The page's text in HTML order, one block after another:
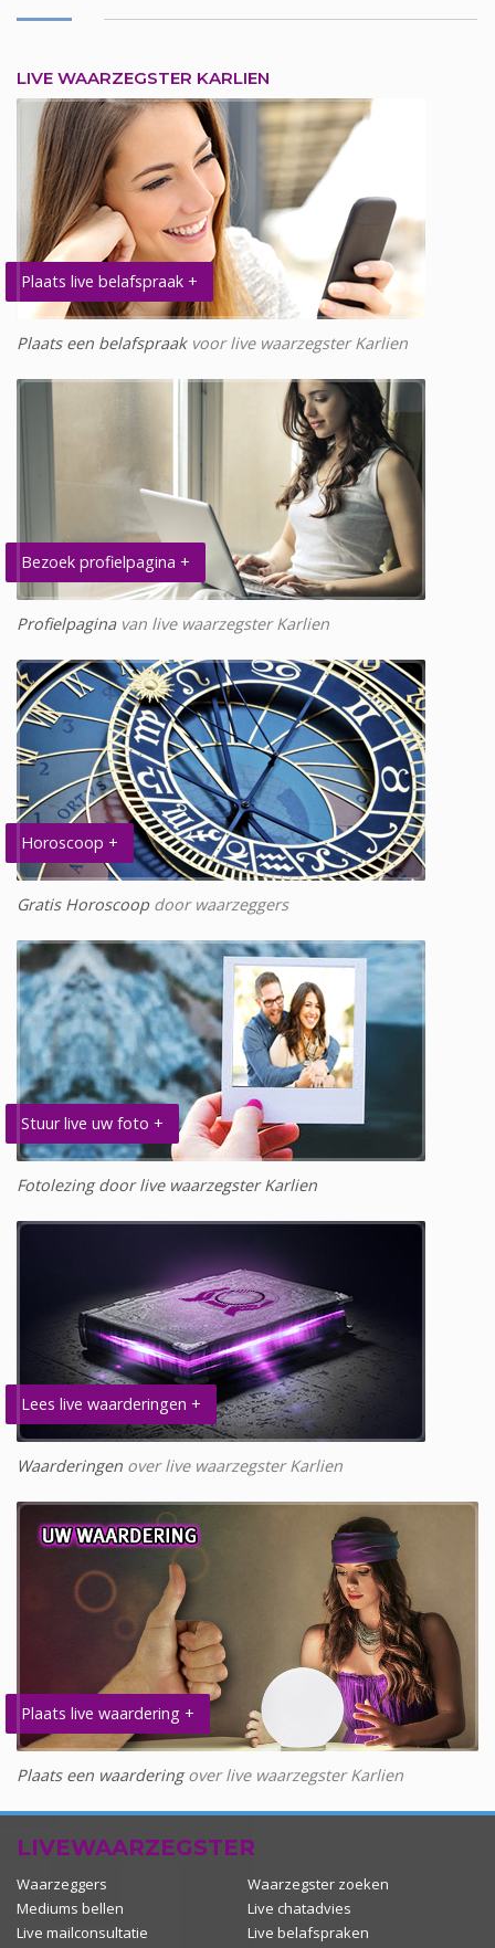
LIVE WAARZEGSTER KARLIEN
Plaats live belafspraak +
Plaats een belafspraakvoor live waarzegster Karlien
Bezoek profielpagina +
Profielpagina van live waarzegster Karlien
Horoscoop +
Gratis Horoscoopdoor waarzeggers
Stuur live uw foto +
Fotolezing door live waarzegster Karlien
Lees live waarderingen +
Waarderingen over live waarzegster Karlien
Plaats live waardering +
Plaats een waarderingover live waarzegster Karlien
LIVEWAARZEGSTER
Waarzeggers
Waarzegster zoeken
Mediums bellen
Live chatadvies
Live mailconsultatie
Live belafspraken